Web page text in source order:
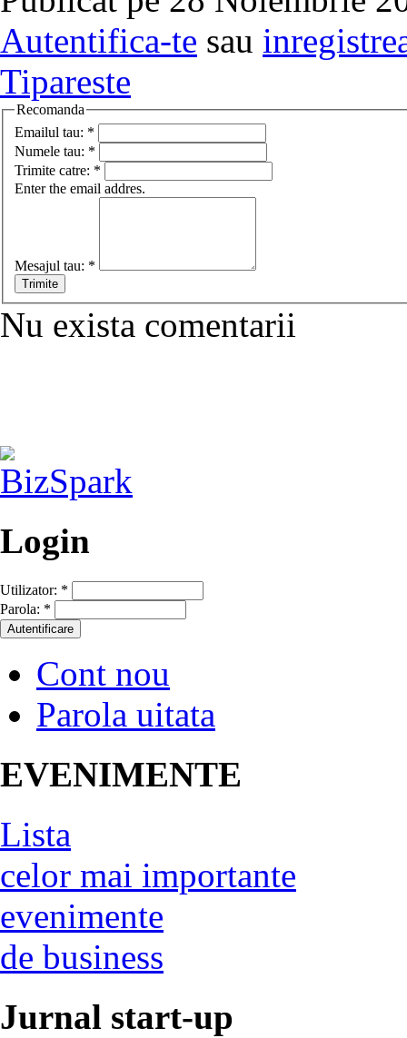
Autentifica-te sau
Tipareste
Recomanda
Emailul tau: *
Numele tau: *
Trimite catre: *
Enter the email addres.
Mesajul tau: *
Nu exista comentarii
Login
Utilizator: *
Parola: *
Cont nou
Parola uitata
EVENIMENTE
Lista
celor mai importante
evenimente
de business
Jurnal start-up